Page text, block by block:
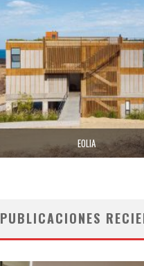
EOLIA
PUBLICACIONES